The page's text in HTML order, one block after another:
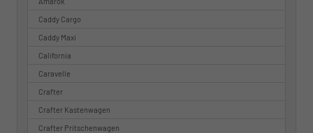
Caddy Cargo
Caddy Maxi
California
Caravelle
Crafter
Crafter Kastenwagen
Crafter Pritschenwagen